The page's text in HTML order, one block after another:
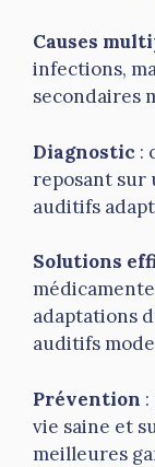
Causes
infections,
secondaires
Diagnostic :
reposant sur
auditifs
Solutions
adaptations
auditifs
Prévention
vie saine et
meilleures